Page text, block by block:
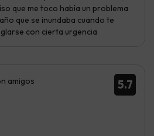
que me toco había un problema
que se inundaba cuando te
con cierta urgencia
5.7
amigos